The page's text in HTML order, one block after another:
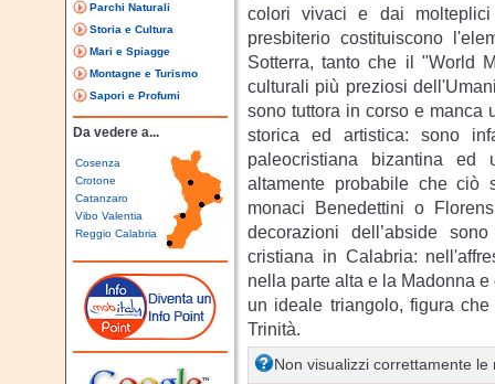
Parchi Naturali
Storia e Cultura
Mari e Spiagge
Montagne e Turismo
Sapori e Profumi
Da vedere a...
Cosenza
Crotone
Catanzaro
Vibo Valentia
Reggio Calabria
colori vivaci e dai
presbiterio costituiscono
Sotterra, tanto che il "World
culturali più preziosi
sono tuttora in corso e manca
storica ed artistica: sono
paleocristiana bizantina ed
altamente probabile che ciò
monaci Benedettini o
decorazioni dell’abside
cristiana in Calabria:
nella parte alta e la Madonna
un ideale triangolo, figura
Trinità.
Non visualizzi correttamente